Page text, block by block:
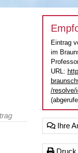
Eintrag
im
URL:
/resolve/
Ihre